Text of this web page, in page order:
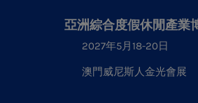
亞洲綜合度假休閒產業
2027年5月18-20日
澳門威尼斯人金光會展